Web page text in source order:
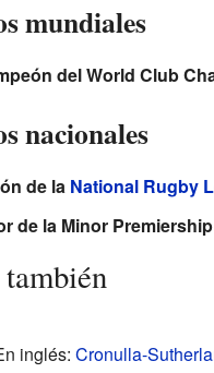
mundiales
del World Club
nacionales
de la National Rugby
de la Minor
inglés: Cronulla-